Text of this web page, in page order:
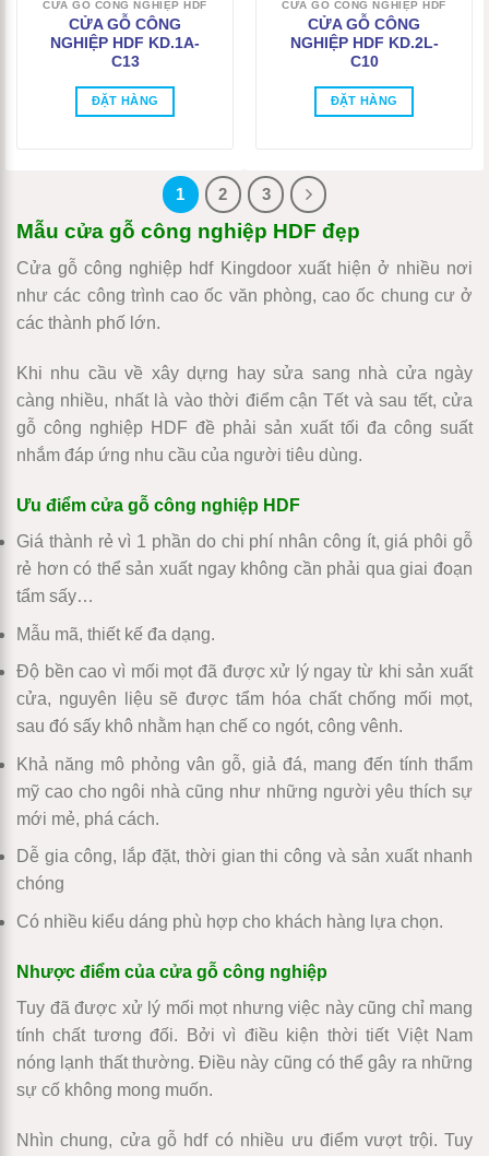
CỬA GỖ CÔNG NGHIỆP HDF
CỬA GỖ CÔNG
NGHIỆP HDF KD.1A-
C13
ĐẶT HÀNG
CỬA GỖ CÔNG NGHIỆP HDF
CỬA GỖ CÔNG
NGHIỆP HDF KD.2L-
C10
ĐẶT HÀNG
1 2 3
Mẫu cửa gỗ công nghiệp HDF đẹp
Cửa gỗ công nghiệp hdf Kingdoorxuất hiện ở nhiều nơi
như các công trình cao ốc văn phòng, cao ốc chung cư ở
các thành phố lớn.
Khi nhu cầu về xây dựng hay sửa sang nhà cửa ngày
càng nhiều, nhất là vào thời điểm cận Tết và sau tết, cửa
gỗ công nghiệp HDF đề phải sản xuất tối đa công suất
nhắm đáp ứng nhu cầu của người tiêu dùng.
Ưu điểm cửa gỗ công nghiệp HDF
Giá thành rẻ vì 1 phần do chi phí nhân công ít, giá phôi gỗ
rẻ hơn có thể sản xuất ngay không cần phải qua giai đoạn
tẩm sấy…
Mẫu mã, thiết kế đa dạng.
Độ bền cao vì mối mọt đã được xử lý ngay từ khi sản xuất
cửa, nguyên liệu sẽ được tẩm hóa chất chống mối mọt,
sau đó sấy khô nhằm hạn chế co ngót, công vênh.
Khả năng mô phỏng vân gỗ, giả đá, mang đến tính thẩm
mỹ cao cho ngôi nhà cũng như những người yêu thích sự
mới mẻ, phá cách.
Dễ gia công, lắp đặt, thời gian thi công và sản xuất nhanh
chóng
Có nhiều kiểu dáng phù hợp cho khách hàng lựa chọn.
Nhược điểm của cửa gỗ công nghiệp
Tuy đã được xử lý mối mọt nhưng việc này cũng chỉ mang
tính chất tương đối. Bởi vì điều kiện thời tiết Việt Nam
nóng lạnh thất thường. Điều này cũng có thể gây ra những
sự cố không mong muốn.
Nhìn chung, cửa gỗ hdf có nhiều ưu điểm vượt trội. Tuy